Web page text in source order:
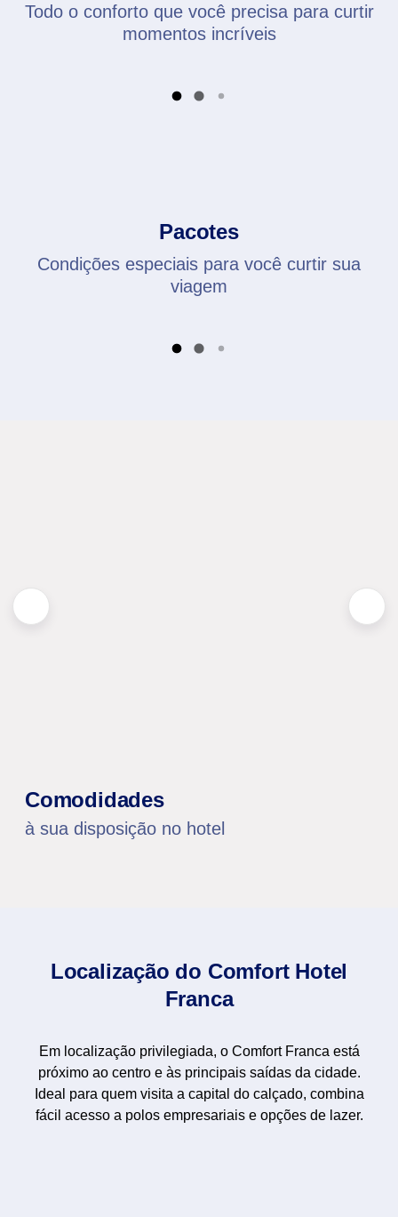
Todo o conforto que você precisa para curtir
momentos incríveis
Pacotes
Condições especiais para você curtir sua
viagem
Comodidades
à sua disposição no hotel
Localização do Comfort Hotel
Franca
Em localização privilegiada, o Comfort Franca está
próximo ao centro e às principais saídas da cidade.
Ideal para quem visita a capital do calçado, combina
fácil acesso a polos empresariais e opções de lazer.